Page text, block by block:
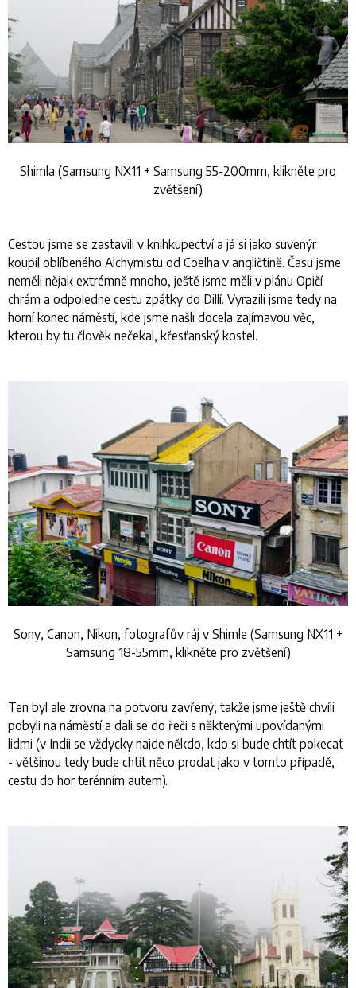
Shimla (Samsung NX11 + Samsung 55-200mm, klikněte pro
zvětšení)
Cestou jsme se zastavili v knihkupectví a já si jako suvenýr
koupil oblíbeného Alchymistu od Coelha v angličtině. Času jsme
neměli nějak extrémně mnoho, ještě jsme měli v plánu Opičí
chrám a odpoledne cestu zpátky do Dillí. Vyrazili jsme tedy na
horní konec náměstí, kde jsme našli docela zajímavou věc,
kterou by tu člověk nečekal, křesťanský kostel.
Sony, Canon, Nikon, fotografův ráj v Shimle (Samsung NX11 +
Samsung 18-55mm, klikněte pro zvětšení)
Ten byl ale zrovna na potvoru zavřený, takže jsme ještě chvíli
pobyli na náměstí a dali se do řeči s některými upovídanými
lidmi (v Indii se vždycky najde někdo, kdo si bude chtít pokecat
- většinou tedy bude chtít něco prodat jako v tomto případě,
cestu do hor terénním autem).